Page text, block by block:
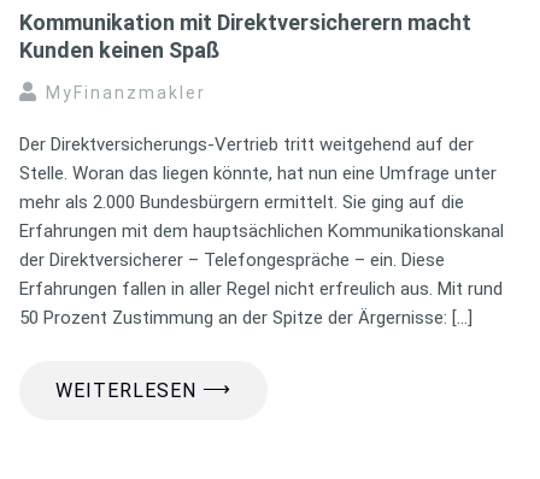
Kommunikation mit Direktversicherern macht
Kunden keinen Spaß
MyFinanzmakler
Der Direktversicherungs-Vertrieb tritt weitgehend auf der
Stelle. Woran das liegen könnte, hat nun eine Umfrage unter
mehr als 2.000 Bundesbürgern ermittelt. Sie ging auf die
Erfahrungen mit dem hauptsächlichen Kommunikationskanal
der Direktversicherer – Telefongespräche – ein. Diese
Erfahrungen fallen in aller Regel nicht erfreulich aus. Mit rund
50 Prozent Zustimmung an der Spitze der Ärgernisse: […]
WEITERLESEN ⟶